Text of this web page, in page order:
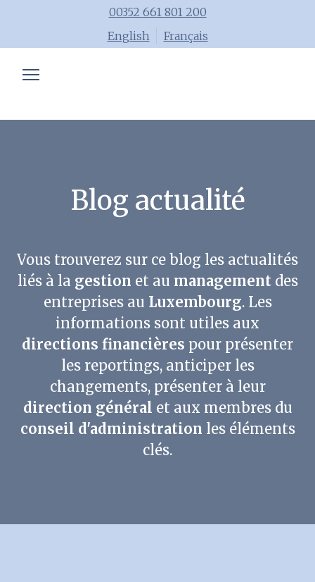
00352 661 801 200
English
Français
Formations
Equipe
Nous contacter
Blog actualité
Vous trouverez sur ce blog les actualités
liés à la gestion et au managementdes
entreprises au Luxembourg. Les
informations sont utiles aux
directions financières pour présenter
les reportings, anticiper les
changements, présenter à leur
direction général et aux membres du
conseil d'administration les éléments
clés.